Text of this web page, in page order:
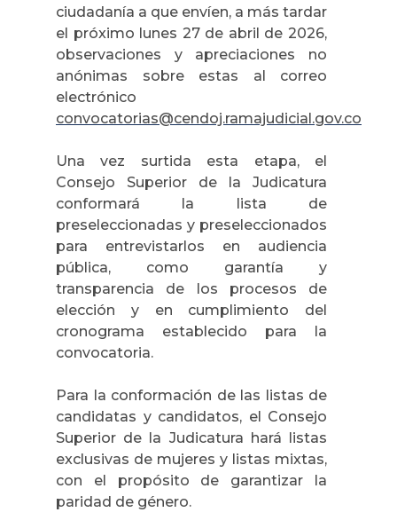
ciudadanía a que envíen, a más tardar
el próximo lunes 27 de abril de 2026,
observaciones y apreciaciones no
anónimas sobre estas al correo
electrónico
convocatorias@cendoj.ramajudicial.gov.co
Una vez surtida esta etapa, el
Consejo Superior de la Judicatura
conformará la lista de
preseleccionadas y preseleccionados
para entrevistarlos en audiencia
pública, como garantía y
transparencia de los procesos de
elección y en cumplimiento del
cronograma establecido para la
convocatoria.
Para la conformación de las listas de
candidatas y candidatos, el Consejo
Superior de la Judicatura hará listas
exclusivas de mujeres y listas mixtas,
con el propósito de garantizar la
paridad de género.